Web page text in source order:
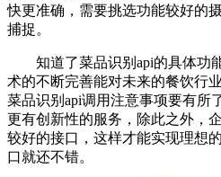
快更准确，需要挑选功能较好的
捕捉。
知道了菜品识别api的具体功
术的不断完善能对未来的餐饮行
菜品识别api调用注意事项要有所
更有创新性的服务，除此之外，
较好的接口，这样才能实现理想
口就还不错。